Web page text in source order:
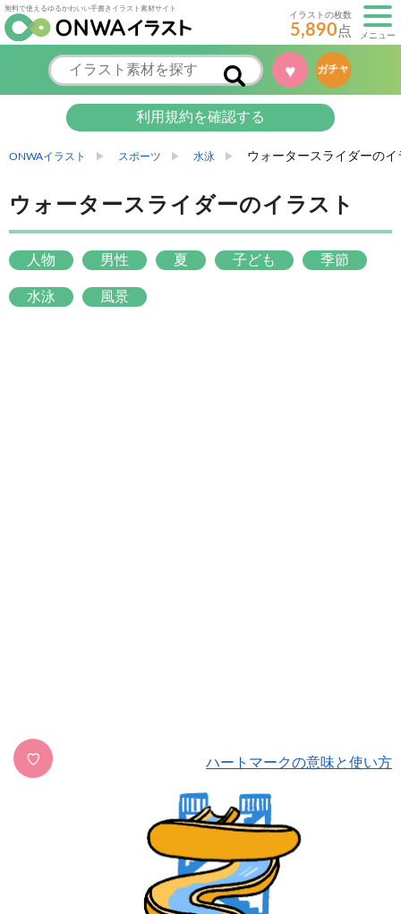
無料で使えるゆるかわいい手書きイラスト素材サイト
イラストの枚数
5,890点 メニュー
♥ ガチャ
利用規約を確認する
ONWAイラスト スポーツ 水泳 ウォータースライダーのイ
ウォータースライダーのイラスト
人物 男性 夏 子ども 季節
水泳 風景
♡ ハートマークの意味と使い方